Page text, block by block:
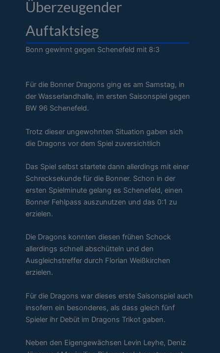
Überzeugender
Auftaktsieg
Bonn gewinnt gegen Schenefeld mit 8:3
Für die Bonner Dragons ging es am Samstag, in
der Wasserlandhalle, im ersten Saisonspiel gegen
BW 96 Schenefeld.
Trotz dieser ungewohnten Situation gaben sich
die Dragons vor dem Spiel zuversichtlich
Das Spiel selbst startete dann allerdings mit einer
Schrecksekunde für die Bonner. Schon in der
ersten Spielminute gelang es Schenefeld, einen
Bonner Fehlpass auszunutzen und das 0:1 zu
erzielen.
Die Dragons konnten diesen frühen Schock
allerdings schnell abschütteln und den
Ausgleichstreffer durch Florian Weißkirchen
erzielen.
Für die Dragons war dieses erste Saisonspiel auch
insofern ein besonderes, als dass gleich fünf
Spieler ihr Debüt im Dragons Trikot gaben.
Neben den Eigengewächsen Levin Leyhe, Deniz